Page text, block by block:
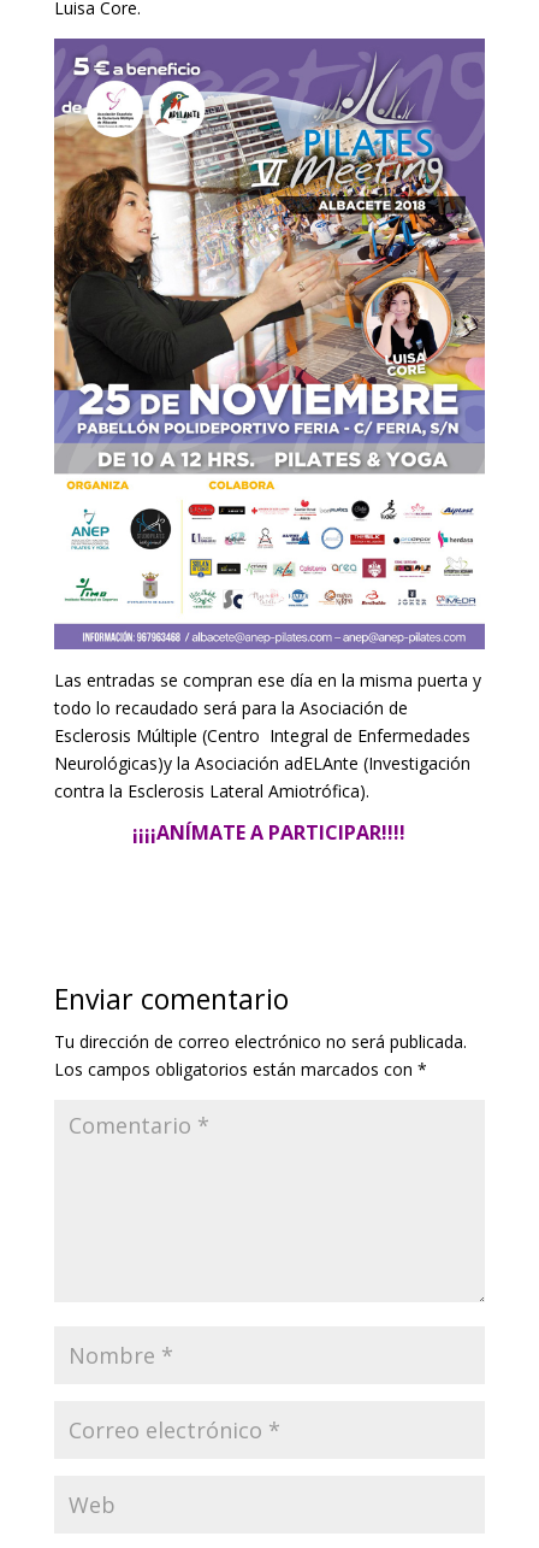
Luisa Core.
Las entradas se compran ese día en la misma puerta y
todo lo recaudado será para la Asociación de
Esclerosis Múltiple (Centro Integral de Enfermedades
Neurológicas)y la Asociación adELAnte (Investigación
contra la Esclerosis Lateral Amiotrófica).
¡¡¡¡ANÍMATE A PARTICIPAR!!!!
Enviar comentario
Tu dirección de correo electrónico no será publicada.
Los campos obligatorios están marcados con *